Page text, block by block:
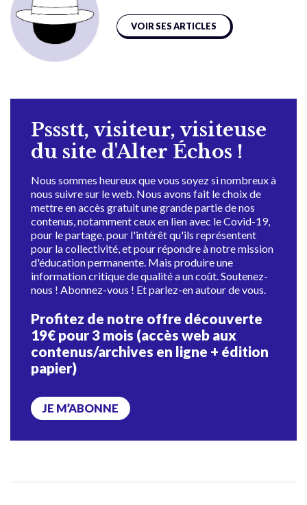
VOIR SES ARTICLES
Pssstt, visiteur, visiteuse
du site d'Alter Échos !
Nous sommes heureux que vous soyez si nombreux à
nous suivre sur le web. Nous avons fait le choix de
mettre en accès gratuit une grande partie de nos
contenus, notamment ceux en lien avec le Covid-19,
pour le partage, pour l'intérêt qu'ils représentent
pour la collectivité, et pour répondre à notre mission
d'éducation permanente. Mais produire une
information critique de qualité a un coût. Soutenez-
nous ! Abonnez-vous ! Et parlez-en autour de vous.
Profitez de notre offre découverte
19€ pour 3 mois (accès web aux
contenus/archives en ligne + édition
papier)
JE M’ABONNE